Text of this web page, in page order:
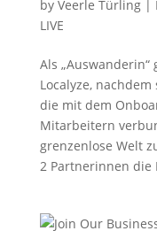
by Veerle Türling|
LIVE
Als
Localyze,
die mit dem
Mitarbeitern
grenzenlose Welt
2 Partnerinnen die